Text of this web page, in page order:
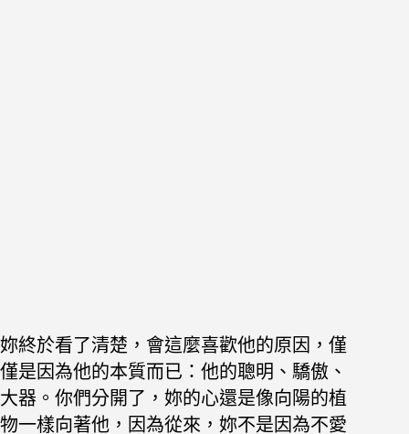
妳終於看了清楚，會這麼喜歡他的原因，僅
僅是因為他的本質而已：他的聰明、驕傲、
大器。你們分開了，妳的心還是像向陽的植
物一樣向著他，因為從來，妳不是因為不愛